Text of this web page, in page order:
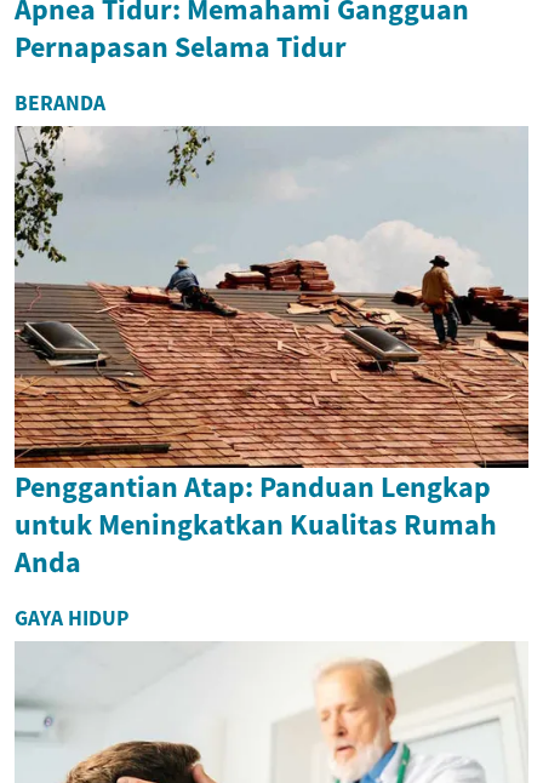
Apnea Tidur: Memahami Gangguan
Pernapasan Selama Tidur
BERANDA
Penggantian Atap: Panduan Lengkap
untuk Meningkatkan Kualitas Rumah
Anda
GAYA HIDUP